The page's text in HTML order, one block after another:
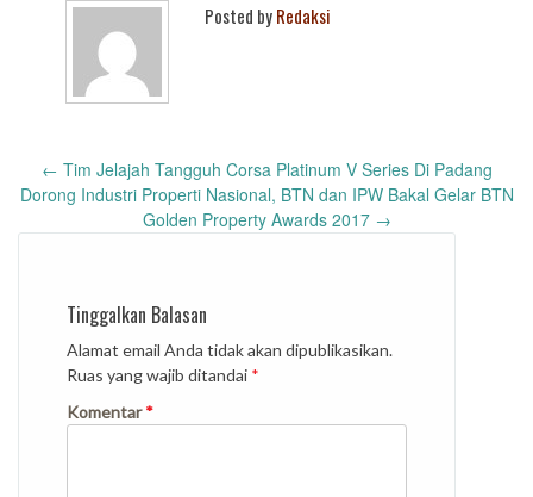
Posted byRedaksi
Post
navigation
← Tim Jelajah Tangguh Corsa Platinum V Series Di Padang
Dorong Industri Properti Nasional, BTN dan IPW Bakal Gelar BTN
Golden Property Awards 2017 →
Tinggalkan Balasan
Alamat email Anda tidak akan dipublikasikan.
Ruas yang wajib ditandai *
Komentar*